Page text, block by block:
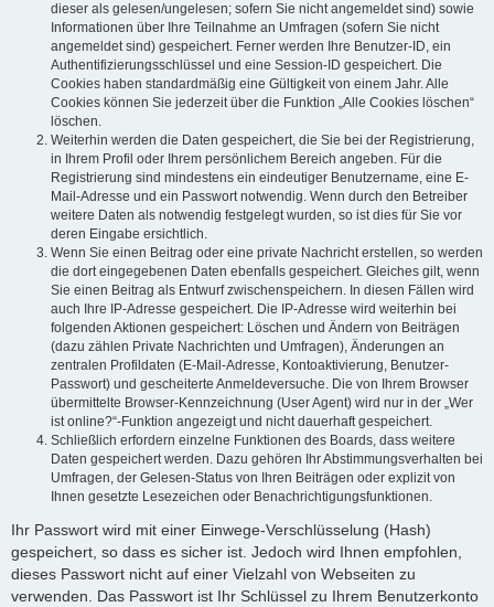
dieser als gelesen/ungelesen; sofern Sie nicht angemeldet sind) sowie
Informationen über Ihre Teilnahme an Umfragen (sofern Sie nicht
angemeldet sind) gespeichert. Ferner werden Ihre Benutzer-ID, ein
Authentifizierungsschlüssel und eine Session-ID gespeichert. Die
Cookies haben standardmäßig eine Gültigkeit von einem Jahr. Alle
Cookies können Sie jederzeit über die Funktion „Alle Cookies löschen“
löschen.
Weiterhin werden die Daten gespeichert, die Sie bei der Registrierung,
in Ihrem Profil oder Ihrem persönlichem Bereich angeben. Für die
Registrierung sind mindestens ein eindeutiger Benutzername, eine E-
Mail-Adresse und ein Passwort notwendig. Wenn durch den Betreiber
weitere Daten als notwendig festgelegt wurden, so ist dies für Sie vor
deren Eingabe ersichtlich.
Wenn Sie einen Beitrag oder eine private Nachricht erstellen, so werden
die dort eingegebenen Daten ebenfalls gespeichert. Gleiches gilt, wenn
Sie einen Beitrag als Entwurf zwischenspeichern. In diesen Fällen wird
auch Ihre IP-Adresse gespeichert. Die IP-Adresse wird weiterhin bei
folgenden Aktionen gespeichert: Löschen und Ändern von Beiträgen
(dazu zählen Private Nachrichten und Umfragen), Änderungen an
zentralen Profildaten (E-Mail-Adresse, Kontoaktivierung, Benutzer-
Passwort) und gescheiterte Anmeldeversuche. Die von Ihrem Browser
übermittelte Browser-Kennzeichnung (User Agent) wird nur in der „Wer
ist online?“-Funktion angezeigt und nicht dauerhaft gespeichert.
Schließlich erfordern einzelne Funktionen des Boards, dass weitere
Daten gespeichert werden. Dazu gehören Ihr Abstimmungsverhalten bei
Umfragen, der Gelesen-Status von Ihren Beiträgen oder explizit von
Ihnen gesetzte Lesezeichen oder Benachrichtigungsfunktionen.
Ihr Passwort wird mit einer Einwege-Verschlüsselung (Hash)
gespeichert, so dass es sicher ist. Jedoch wird Ihnen empfohlen,
dieses Passwort nicht auf einer Vielzahl von Webseiten zu
verwenden. Das Passwort ist Ihr Schlüssel zu Ihrem Benutzerkonto